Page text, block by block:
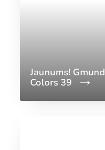
Jaunums! Gmund
Colors 39